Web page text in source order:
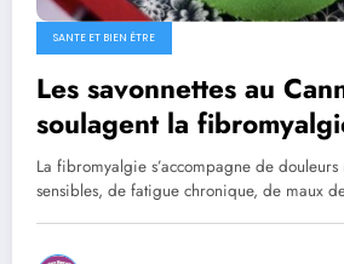
SANTE ET BIEN ÊTRE
Les savonnettes au
soulagent la
améliorent le sommeil
La fibromyalgie s’accompagne de
sensibles, de fatigue chronique, de maux